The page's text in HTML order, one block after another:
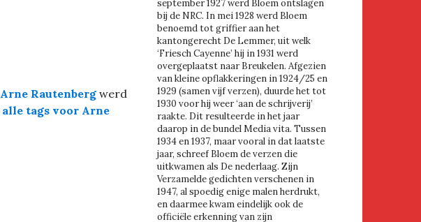
Arne Rautenberg werd
alle tags voor Arne
september 1927 werd Bloem ontslagen
bij de NRC. In mei 1928 werd Bloem
benoemd tot griffier aan het
kantongerecht De Lemmer, uit welk
‘Friesch Cayenne’ hij in 1931 werd
overgeplaatst naar Breukelen. Afgezien
van kleine opflakkeringen in 1924/25 en
1929 (samen vijf verzen), duurde het tot
1930 voor hij weer ‘aan de schrijverij’
raakte. Dit resulteerde in het jaar
daarop in de bundel Media vita. Tussen
1934 en 1937, maar vooral in dat laatste
jaar, schreef Bloem de verzen die
uitkwamen als De nederlaag. Zijn
Verzamelde gedichten verschenen in
1947, al spoedig enige malen herdrukt,
en daarmee kwam eindelijk ook de
officiële erkenning van zijn